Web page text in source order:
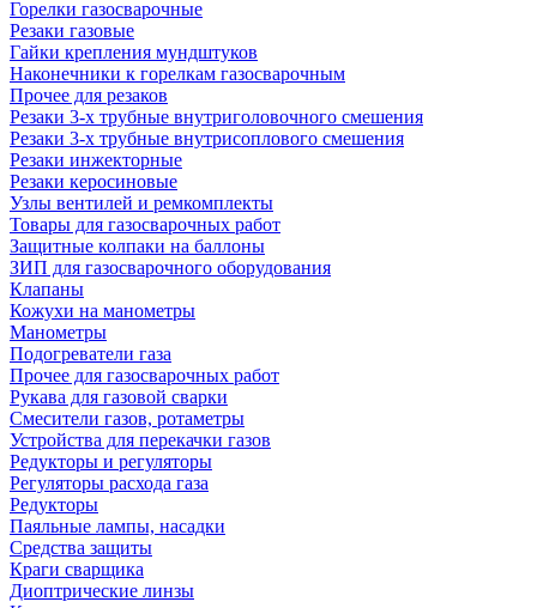
Горелки газосварочные
Резаки газовые
Гайки крепления мундштуков
Наконечники к горелкам газосварочным
Прочее для резаков
Резаки 3-х трубные внутриголовочного смешения
Резаки 3-х трубные внутрисоплового смешения
Резаки инжекторные
Резаки керосиновые
Узлы вентилей и ремкомплекты
Товары для газосварочных работ
Защитные колпаки на баллоны
ЗИП для газосварочного оборудования
Клапаны
Кожухи на манометры
Манометры
Подогреватели газа
Прочее для газосварочных работ
Рукава для газовой сварки
Смесители газов, ротаметры
Устройства для перекачки газов
Редукторы и регуляторы
Регуляторы расхода газа
Редукторы
Паяльные лампы, насадки
Средства защиты
Краги сварщика
Диоптрические линзы